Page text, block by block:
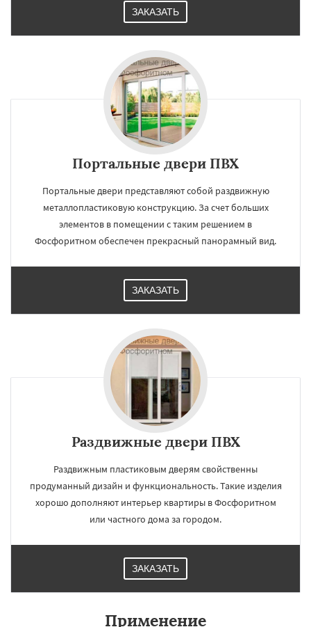
ЗАКАЗАТЬ
Портальные двери ПВХ
Портальные двери представляют собой раздвижную
металлопластиковую конструкцию. За счет больших
элементов в помещении с таким решением в
Фосфоритном обеспечен прекрасный панорамный вид.
ЗАКАЗАТЬ
Раздвижные двери ПВХ
Раздвижным пластиковым дверям свойственны
продуманный дизайн и функциональность. Такие изделия
хорошо дополняют интерьер квартиры в Фосфоритном
или частного дома за городом.
ЗАКАЗАТЬ
Применение